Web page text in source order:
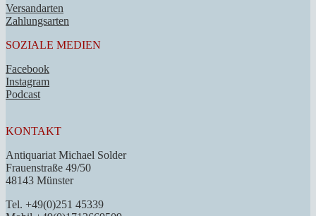
Versandarten
Zahlungsarten
SOZIALE MEDIEN
Facebook
Instagram
Podcast
KONTAKT
Antiquariat Michael Solder
Frauenstraße 49/50
48143 Münster
Tel. +49(0)251 45339